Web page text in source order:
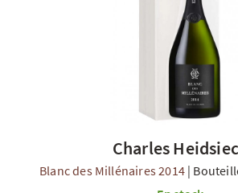
Charles
Blanc des Millénaires 2014|